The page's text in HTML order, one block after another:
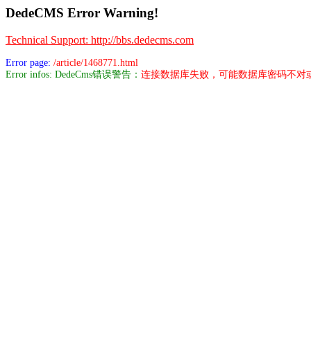
DedeCMS Error Warning!
Technical Support: http://bbs.dedecms.com
Error page: /article/1468771.html
Error infos: DedeCms错误警告： 连接数据库失败，可能数据库密码不对